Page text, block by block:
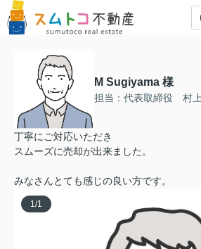
M Sugiyama 様
担当：代表取締役 村
丁寧にご対応いただき
スムーズに売却が出来ました。
みなさんとても感じの良い方です。
1/1